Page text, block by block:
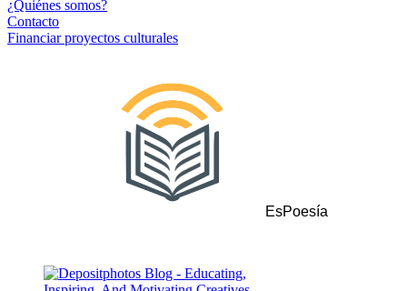
¿Quiénes somos?
Contacto
Financiar proyectos culturales
EsPoesía